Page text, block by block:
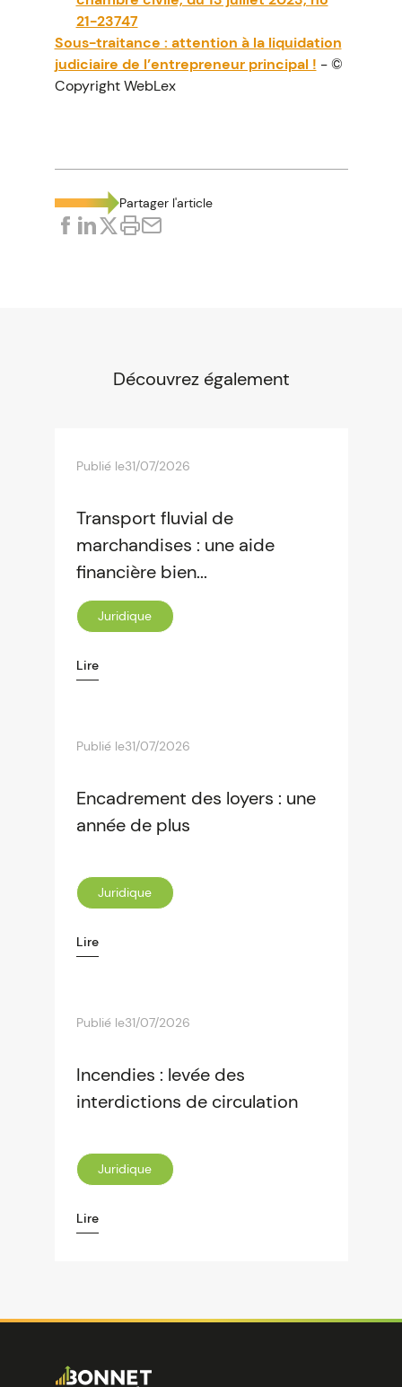
21-23747
Sous-traitance : attention à la liquidation
judiciaire de l’entrepreneur principal ! - ©
Copyright WebLex
Partager l'article
Découvrez également
Publié le31/07/2026
Transport fluvial de
marchandises : une aide
financière bien...
Juridique
Lire
Publié le31/07/2026
Encadrement des loyers : une
année de plus
Juridique
Lire
Publié le31/07/2026
Incendies : levée des
interdictions de circulation
Juridique
Lire
Image